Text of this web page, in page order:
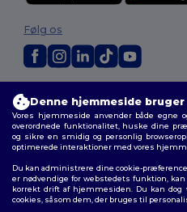
Vilkår og Betingelser|Tilpasset politik
cookies | Sitemap
Følg os
Denne hjemmeside
Vores hjemmeside anvender både egne
overordnede funktionalitet, huske dine
og sikre en smidig og personlig
optimerede interaktioner med vores
Du kan administrere dine cookie-
er nødvendige for webstedets funktion,
korrekt drift af hjemmesiden. Du kan
cookies, såsom dem, der bruges til